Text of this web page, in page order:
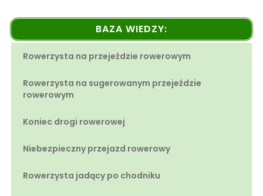
BAZA WIEDZY:
Rowerzysta na przejeździe rowerowym
Rowerzysta na sugerowanym przejeździe
rowerowym
Koniec drogi rowerowej
Niebezpieczny przejazd rowerowy
Rowerzysta jadący po chodniku